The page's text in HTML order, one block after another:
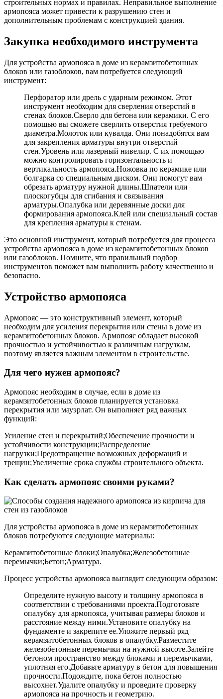
строительных нормах и правилах. Неправильное выполнение
армопояса может привести к разрушению стен и
дополнительным проблемам с конструкцией здания.
Закупка необходимого инструмента
Для устройства армопояса в доме из керамзитобетонных
блоков или газоблоков, вам потребуется следующий
инструмент:
Перфоратор или дрель с ударным режимом. Этот
инструмент необходим для сверления отверстий в
стенах блоков.Сверло для бетона или керамики. С его
помощью вы сможете сверлить отверстия требуемого
диаметра.Молоток или кувалда. Они понадобятся вам
для закрепления арматуры внутри отверстий
стен.Уровень или лазерный нивелир. С их помощью
можно контролировать горизонтальность и
вертикальность армопояса.Ножовка по керамике или
болгарка со специальным диском. Они помогут вам
обрезать арматуру нужной длины.Шпатели или
плоскогубцы для сгибания и связывания
арматуры.Опалубка или деревянные доски для
формирования армопояса.Клей или специальный состав
для крепления арматуры к стенам.
Это основной инструмент, который потребуется для процесса
устройства армопояса в доме из керамзитобетонных блоков
или газоблоков. Помните, что правильный подбор
инструментов поможет вам выполнить работу качественно и
безопасно.
Устройство армопояса
Армопояс — это конструктивный элемент, который
необходим для усиления перекрытия или стены в доме из
керамзитобетонных блоков. Армопояс обладает высокой
прочностью и устойчивостью к различным нагрузкам,
поэтому является важным элементом в строительстве.
Для чего нужен армопояс?
Армопояс необходим в случае, если в доме из
керамзитобетонных блоков планируется установка
перекрытия или мауэрлат. Он выполняет ряд важных
функций:
Усиление стен и перекрытий;Обеспечение прочности и
устойчивости конструкции;Распределение
нагрузки;Предотвращение возможных деформаций и
трещин;Увеличение срока службы строительного объекта.
Как сделать армопояс своими руками?
Для устройства армопояса в доме из керамзитобетонных
блоков потребуются следующие материалы:
Керамзитобетонные блоки;Опалубка;Железобетонные
перемычки;Бетон;Арматура.
Процесс устройства армопояса выглядит следующим образом:
Определите нужную высоту и толщину армопояса в
соответствии с требованиями проекта.Подготовьте
опалубку для армопояса, учитывая размеры блоков и
расстояние между ними.Установите опалубку на
фундаменте и закрепите ее.Уложите первый ряд
керамзитобетонных блоков в опалубку.Разместите
железобетонные перемычки на нужной высоте.Залейте
бетоном пространство между блоками и перемычками,
уплотняя его.Добавьте арматуру в бетон для повышения
прочности.Подождите, пока бетон полностью
высохнет.Удалите опалубку и проведите проверку
армопояса на прочность и геометрию.